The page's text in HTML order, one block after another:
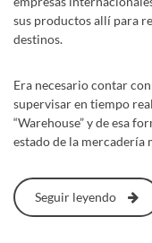
sus productos allí para
destinos.
Era necesario contar
supervisar en tiempo
“Warehouse” y de esa
estado de la mercadería
Seguir leyendo